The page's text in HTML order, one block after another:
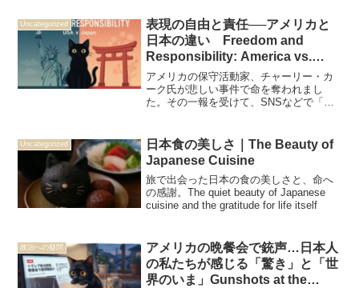
Uncategorized
表現の自由と責任──アメリカと
日本の違い Freedom and
Responsibility: America vs.
Japan
アメリカの保守活動家、チャーリー・カ
ーク氏が悲しい事件で命を奪われまし
た。その一報を受けて、SNSなどで「喜
「表現の自由はどうなるのか？」と訴え
る人もいました。けれど私...
Uncategorized
日本食の美しさ｜The Beauty of
Japanese Cuisine
旅で出会った日本の食の美しさと、命へ
の感謝。The quiet beauty of Japanese
cuisine and the gratitude for life itself
政治への疑問
アメリカの晩餐会で銃声…日本人
の私たちが感じる「驚き」と「世
界のいま」Gunshots at the